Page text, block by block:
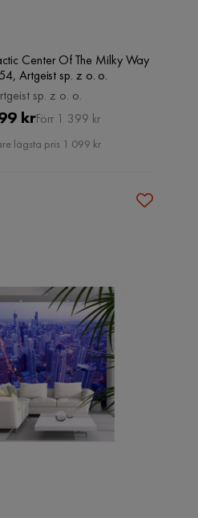
Center Of The Milky Way
Artgeist sp. z o. o.
sp. z o. o.
Pris
krOriginal
Pris
Förr 1 399 kr
lägsta pris 1 099 kr